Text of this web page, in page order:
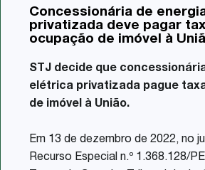
Concessionária de
privatizada deve pagar
ocupação de imóvel à
STJ decide que
elétrica privatizada pague
de imóvel à União.
Em 13 de dezembro de 2022, no
Recurso Especial n.º 1.368.128/